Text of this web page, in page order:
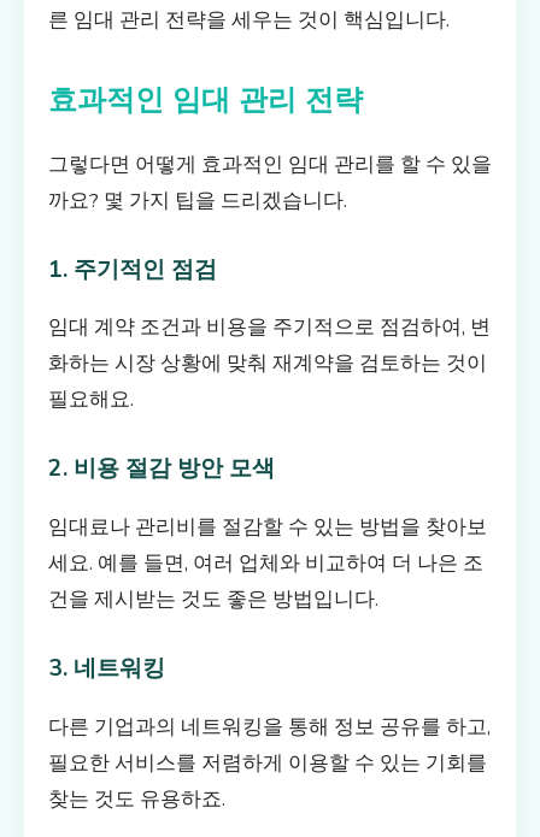
른 임대 관리 전략을 세우는 것이 핵심입니다.
효과적인 임대 관리 전략
그렇다면 어떻게 효과적인 임대 관리를 할 수 있을
까요? 몇 가지 팁을 드리겠습니다.
1. 주기적인 점검
임대 계약 조건과 비용을 주기적으로 점검하여, 변
화하는 시장 상황에 맞춰 재계약을 검토하는 것이
필요해요.
2. 비용 절감 방안 모색
임대료나 관리비를 절감할 수 있는 방법을 찾아보
세요. 예를 들면, 여러 업체와 비교하여 더 나은 조
건을 제시받는 것도 좋은 방법입니다.
3. 네트워킹
다른 기업과의 네트워킹을 통해 정보 공유를 하고,
필요한 서비스를 저렴하게 이용할 수 있는 기회를
찾는 것도 유용하죠.